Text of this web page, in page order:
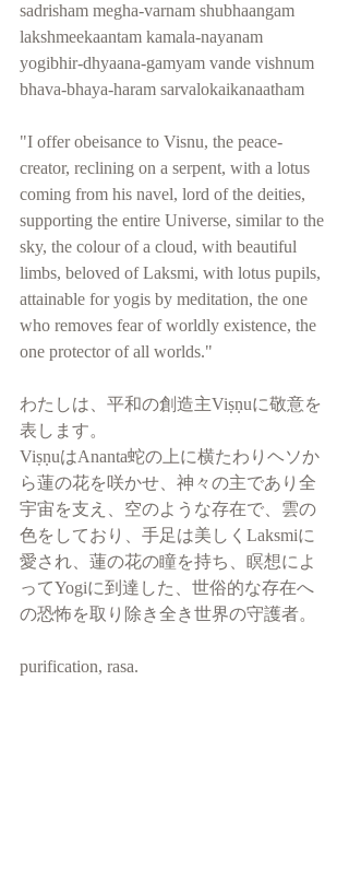
sadrisham megha-varnam shubhaangam
lakshmeekaantam kamala-nayanam
yogibhir-dhyaana-gamyam vande vishnum
bhava-bhaya-haram sarvalokaikanaatham
"I offer obeisance to Visnu, the peace-
creator, reclining on a serpent, with a lotus
coming from his navel, lord of the deities,
supporting the entire Universe, similar to the
sky, the colour of a cloud, with beautiful
limbs, beloved of Laksmi, with lotus pupils,
attainable for yogis by meditation, the one
who removes fear of worldly existence, the
one protector of all worlds."
わたしは、平和の創造主Viṣṇuに敬意を
表します。
ViṣṇuはAnanta蛇の上に横たわりヘソか
ら蓮の花を咲かせ、神々の主であり全
宇宙を支え、空のような存在で、雲の
色をしており、手足は美しくLaksmiに
愛され、蓮の花の瞳を持ち、瞑想によ
ってYogiに到達した、世俗的な存在へ
の恐怖を取り除き全き世界の守護者。
purification, rasa.